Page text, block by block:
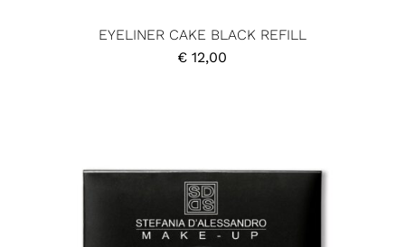
EYELINER CAKE BLACK REFILL
€ 12,00